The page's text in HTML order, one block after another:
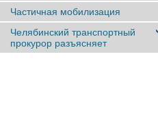
Частичная мобилизация
Челябинский транспортный
прокурор разъясняет